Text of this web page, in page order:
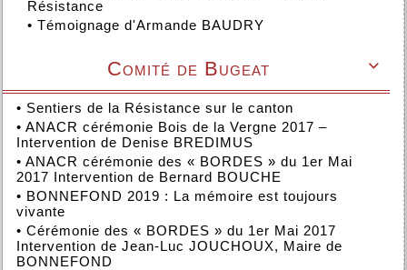
Résistance
• Témoignage d'Armande BAUDRY

Comité de Bugeat
• Sentiers de la Résistance sur le canton
• ANACR cérémonie Bois de la Vergne 2017 –
Intervention de Denise BREDIMUS
• ANACR cérémonie des « BORDES » du 1er Mai
2017 Intervention de Bernard BOUCHE
• BONNEFOND 2019 : La mémoire est toujours
vivante
• Cérémonie des « BORDES » du 1er Mai 2017
Intervention de Jean-Luc JOUCHOUX, Maire de
BONNEFOND